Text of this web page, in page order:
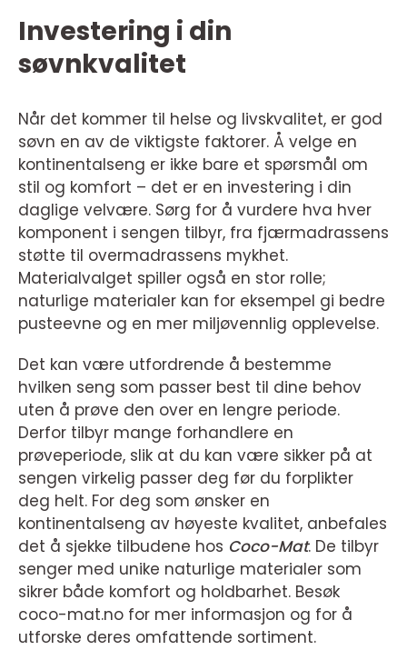
Investering i din
søvnkvalitet
Når det kommer til helse og livskvalitet, er god
søvn en av de viktigste faktorer. Å velge en
kontinentalseng er ikke bare et spørsmål om
stil og komfort – det er en investering i din
daglige velvære. Sørg for å vurdere hva hver
komponent i sengen tilbyr, fra fjærmadrassens
støtte til overmadrassens mykhet.
Materialvalget spiller også en stor rolle;
naturlige materialer kan for eksempel gi bedre
pusteevne og en mer miljøvennlig opplevelse.
Det kan være utfordrende å bestemme
hvilken seng som passer best til dine behov
uten å prøve den over en lengre periode.
Derfor tilbyr mange forhandlere en
prøveperiode, slik at du kan være sikker på at
sengen virkelig passer deg før du forplikter
deg helt. For deg som ønsker en
kontinentalseng av høyeste kvalitet, anbefales
det å sjekke tilbudene hos Coco-Mat. De tilbyr
senger med unike naturlige materialer som
sikrer både komfort og holdbarhet. Besøk
coco-mat.no for mer informasjon og for å
utforske deres omfattende sortiment.